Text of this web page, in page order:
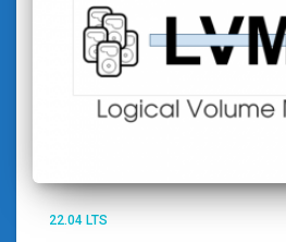
22.04 LTS